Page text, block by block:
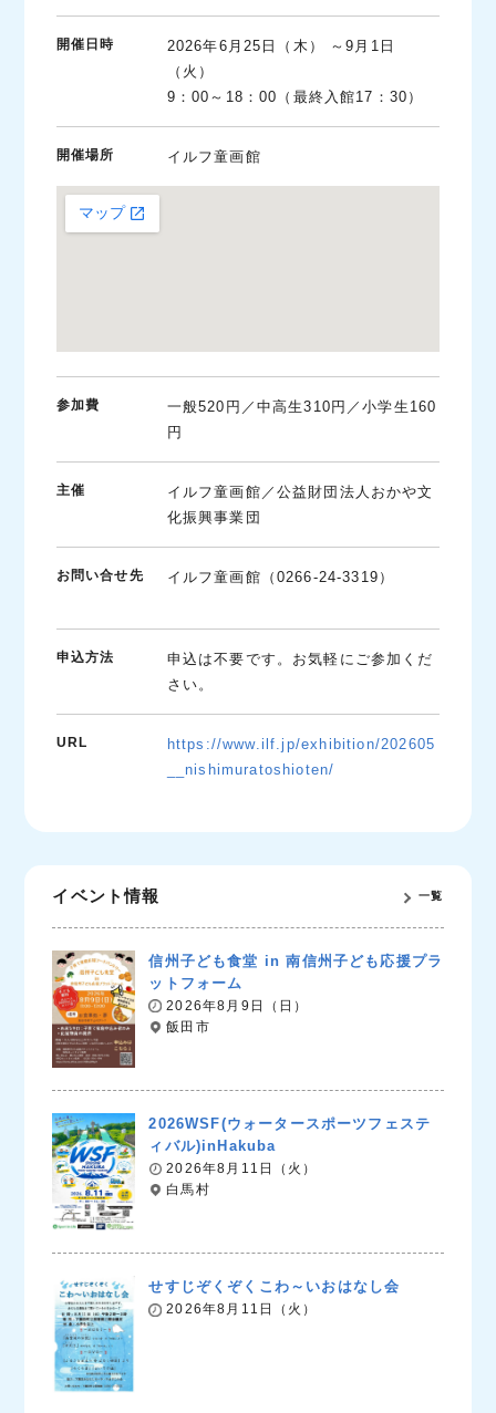
開催日時
2026年6月25日（木） ～9月1日
（火）
9：00～18：00（最終入館17：30）
開催場所 イルフ童画館
参加費
一般520円／中高生310円／小学生160
円
主催
イルフ童画館／公益財団法人おかや文
化振興事業団
お問い合せ先 イルフ童画館（0266-24-3319）
申込方法
申込は不要です。お気軽にご参加くだ
さい。
URL
https://www.ilf.jp/exhibition/202605
__nishimuratoshioten/
イベント情報 一覧
信州子ども食堂 in 南信州子ども応援プラ
ットフォーム
2026年8月9日（日）
飯田市
2026WSF(ウォータースポーツフェステ
ィバル)inHakuba
2026年8月11日（火）
白馬村
せすじぞくぞくこわ～いおはなし会
2026年8月11日（火）